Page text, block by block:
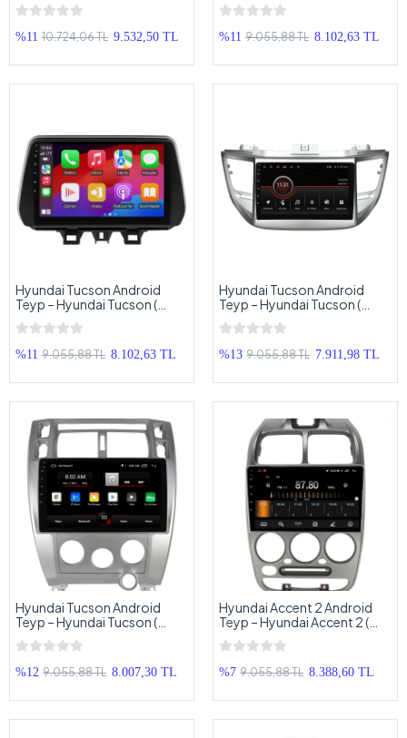
Multimedya – Hyundai Kona
Android Double Teyp
%11 10.724,06 TL 9.532,50 TL
Multimedya – Hyundai
Tucson Android Double Teyp
%11 9.055,88 TL 8.102,63 TL
Hyundai Tucson Android
Teyp – Hyundai Tucson (
2018 - 2020 ) Oem Android
Multimedya – Hyundai
Tucson Android Double Teyp
%11 9.055,88 TL 8.102,63 TL
Hyundai Tucson Android
Teyp – Hyundai Tucson (
2015 - 2018 ) Oem Android
Multimedya – Hyundai
Tucson Android Double Teyp
%13 9.055,88 TL 7.911,98 TL
Hyundai Tucson Android
Teyp – Hyundai Tucson (
2005 - 2010 ) Oem Android
Multimedya – Hyundai
Tucson Android Double Teyp
%12 9.055,88 TL 8.007,30 TL
Hyundai Accent 2 Android
Teyp – Hyundai Accent 2 (
2001 - 2007 ) Oem Android
Multimedya – Hyundai
Accent 2 Android Double
Teyp
%7 9.055,88 TL 8.388,60 TL